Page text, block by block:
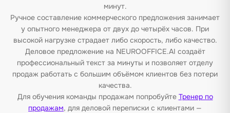
минут.
Ручное составление коммерческого предложения занимает
у опытного менеджера от двух до четырёх часов. При
высокой нагрузке страдает либо скорость, либо качество.
Деловое предложение на NEUROOFFICE.AI создаёт
профессиональный текст за минуты и позволяет отделу
продаж работать с большим объёмом клиентов без потери
качества.
Для обучения команды продажам попробуйте Тренер по
продажам, для деловой переписки с клиентами —